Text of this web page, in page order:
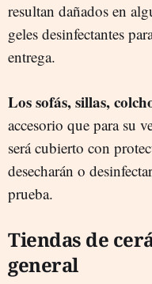
resultan dañados en
geles desinfectantes
entrega.
Los sofás, sillas,
accesorio que para su
será cubierto con
desecharán o
prueba.
Tiendas de
general